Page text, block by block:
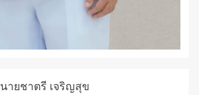
นายชาตรี เจริญสุข